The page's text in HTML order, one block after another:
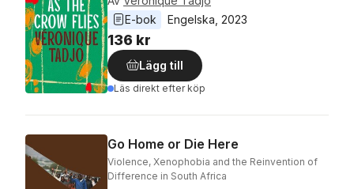
E-bok
Engelska 2023
136 kr
Lägg till
Läs direkt efter köp
Go Home or Die Here
Violence, Xenophobia and the Reinvention of
Difference in South Africa